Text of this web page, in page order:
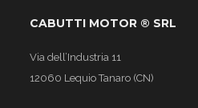
CABUTTI MOTOR ® SRL
Via dell’Industria 11
12060 Lequio Tanaro (CN)